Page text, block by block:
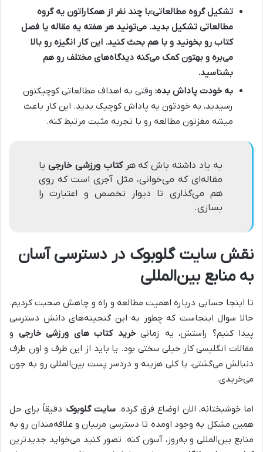
تشکیل گروه مطالعاتی:با چند نفر از همکاراتون یه گروه
مطالعاتی تشکیل بدید. می‌تونید هر هفته یه مقاله یا فصل
کتاب رو بخونید و با هم بحث کنید. این کار انگیزه رو بالا
می‌بره و بهتون کمک می‌کنه دیدگاه‌های مختلف رو هم
بشناسید.
به خودت پاداش بده: وقتی به اهداف مطالعاتی کوچیکتون
رسیدید، به خودتون یه پاداش کوچیک بدید. این کار باعث
میشه مغزتون مطالعه رو با تجربه مثبت مرتبط کنه.
به یاد داشته باش که هرکتاب ورزشی خارجی یا
مقاله‌ای که می‌خوانی، مثل آجری است که روی
هم می‌گذاری تا دیوار تخصص و اعتبارت را
بسازی.
نقش سایت گلوبوک در دسترسی آسان
به منابع بین‌المللی
تا اینجا حسابی درباره اهمیت مطالعه و راه و چاهش صحبت کردیم.
حالا سوال اینجاست که چطور به این گنجینه‌های دانش دسترسی
پیدا کنیم؟ راستش، یه زمانیخرید کتاب های ورزشی خارجی و
مقالات انگلیسی کار خیلی سختی بود. یا باید از این طرف و اون طرف
دنبالش می‌گشتی، یا کلی هزینه و دردسر پست بین‌المللی رو به جون
می‌خریدی.
اما خوشبختانه، الان اوضاع فرق کرده.سایت گلوبوک دقیقاً برای حل
همین مشکل به وجود اومده تا دسترسی مربیان و علاقه‌مندان رو به
منابع بین‌المللی و به‌روز، آسون کنه. تصور کنید می‌خواید جدیدترین